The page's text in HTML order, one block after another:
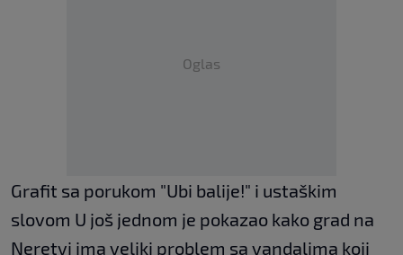
Oglas
Grafit sa porukom "Ubi balije!" i ustaškim
slovom U još jednom je pokazao kako grad na
Neretvi ima veliki problem sa vandalima koji